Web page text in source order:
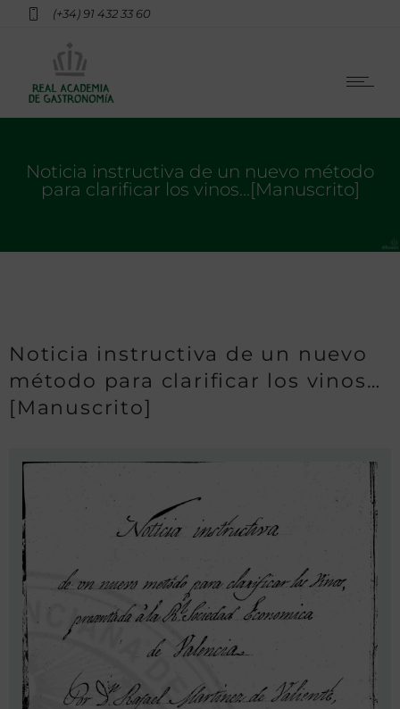
(+34) 91 432 33 60
Noticia instructiva de un nuevo método
para clarificar los vinos…[Manuscrito]
Noticia instructiva de un nuevo
método para clarificar los vinos…
[Manuscrito]